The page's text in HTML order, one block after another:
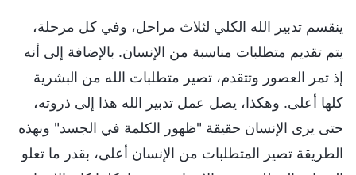
ينقسم تدبير الله الكلي لثلاث مراحل، وفي كل مرحلة،
يتم تقديم متطلبات مناسبة من الإنسان. بالإضافة إلى أنه
إذ تمر العصور وتتقدم، تصير متطلبات الله من البشرية
كلها أعلى. وهكذا، يصل عمل تدبير الله هذا إلى ذروته،
حتى يرى الإنسان حقيقة "ظهور الكلمة في الجسد" وبهذه
الطريقة تصير المتطلبات من الإنسان أعلى، بقدر ما تعلو